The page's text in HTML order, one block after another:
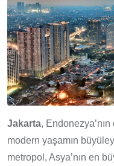
Jakarta,
modern yaşamın
metropol, Asya’nın en